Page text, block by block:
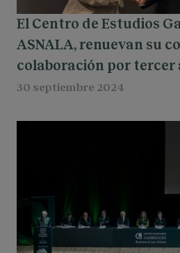
El Centro de Estudios
ASNALA, renuevan su
colaboración por tercer
30 septiembre 2024